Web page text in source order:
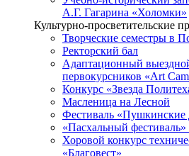
А.Г. Гагарина «Холомки»
Культурно-просветительские
Творческие семестры в
Ректорский бал
Адаптационный
первокурсников «Art
Конкурс «Звезда
Масленица на Лесной
Фестиваль «Пушкинские
«Пасхальный
Хоровой конкурс
«Благовест»